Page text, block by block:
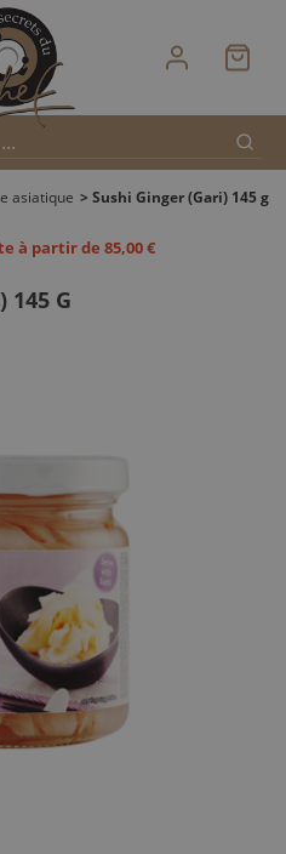
asiatique > Sushi Ginger (Gari) 145 g
à partir de 85,00 €
145 G